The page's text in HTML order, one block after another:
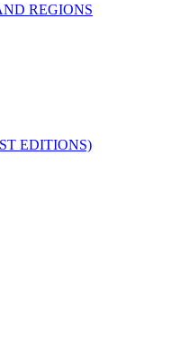
REGIONS
EDITIONS)
problem solving,
presenti negli oggetti
attraverso la realizzazione
per la salvaguardia